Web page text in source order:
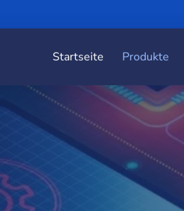
Startseite Produkte